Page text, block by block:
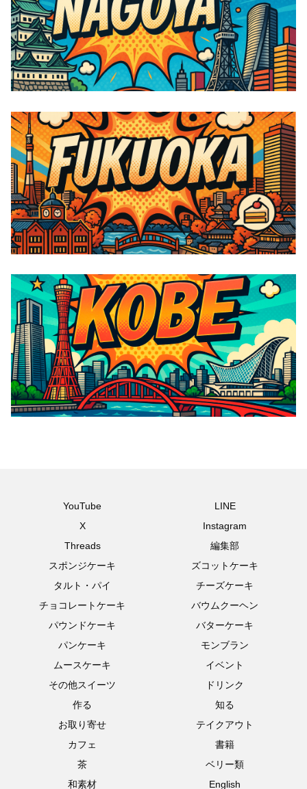
YouTube
LINE
X
Instagram
Threads
編集部
スポンジケーキ
ズコットケーキ
タルト・パイ
チーズケーキ
チョコレートケーキ
バウムクーヘン
パウンドケーキ
バターケーキ
パンケーキ
モンブラン
ムースケーキ
イベント
その他スイーツ
ドリンク
作る
知る
お取り寄せ
テイクアウト
カフェ
書籍
茶
ベリー類
和素材
English